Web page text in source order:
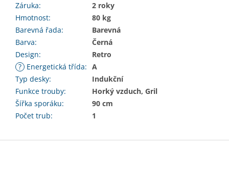
Záruka:
2 roky
Hmotnost:
80 kg
Barevná řada:
Barevná
Barva:
Černá
Design:
Retro
? Energetická třída: A
Typ desky:
Indukční
Funkce trouby:
Horký vzduch, Gril
Šířka sporáku:
90 cm
Počet trub: 1
Z